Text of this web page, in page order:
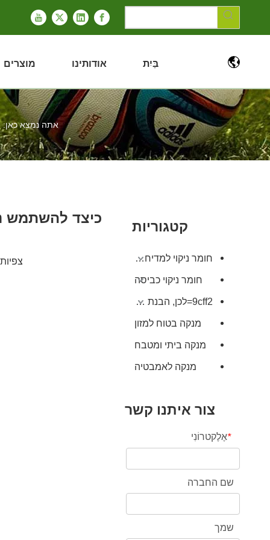
בַּיִת אודותינו מוצרים
אתה נמצא כאן:
כיצד להשתמש
קטגוריות
חומר ניקוי למדיח כלים
חומר ניקוי כביסה
9cff2=לכן, הבנת תאימות pH מבטיחה שמשטר הניקוי שלך שומר על היופי והביצועים.
מנקה בטוח למזון
מנקה ביתי ומטבח
מנקה לאמבטיה
צור איתנו קשר
*אֶלֶקטרוֹנִי
שם החברה
שמך